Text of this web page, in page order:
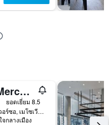
Hotel Mercure Warszawa Grand
ยอดเยี่ยม 8.5
Krucza 28, วอร์ซอ, เมโซเวีย, โปแลนด์
กลางเมือง